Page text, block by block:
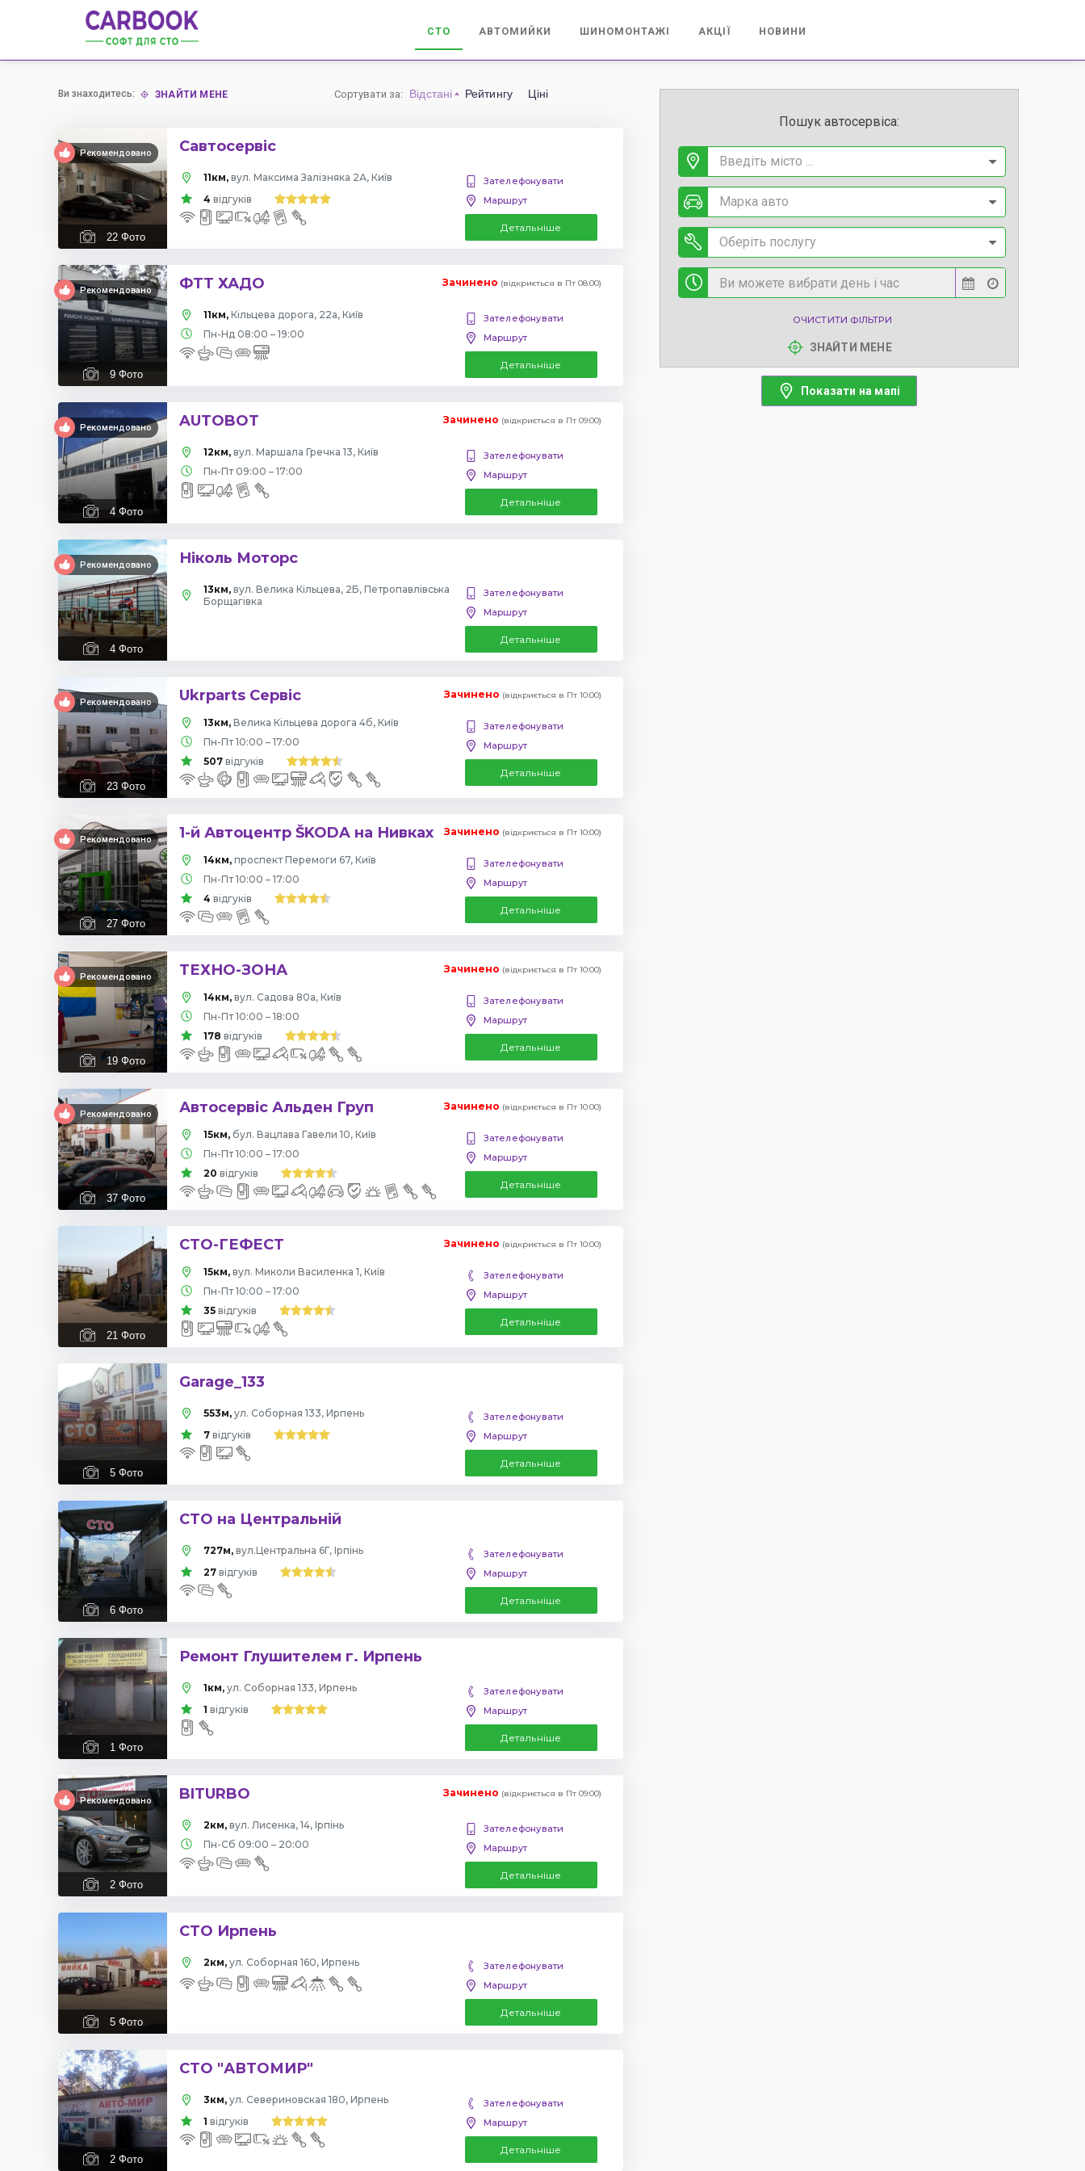
СТО АВТОМИЙКИ ШИНОМОНТАЖІ АКЦІЇ НОВИНИ
Ви знаходитесь: ЗНАЙТИ МЕНЕ Сортувати за: Відстані Рейтингу Ціні
Рекомендовано
22 Фото
Савтосервіс
11км, вул. Максима Залізняка 2А, Київ
4 відгуків
Зателефонувати
Маршрут
Детальніше
Рекомендовано
9 Фото
ФТТ ХАДО Зачинено (відкриється в Пт 08:00)
11км, Кільцева дорога, 22а, Київ
Пн-Нд 08:00 – 19:00
Зателефонувати
Маршрут
Детальніше
Рекомендовано
4 Фото
AUTOBOT Зачинено (відкриється в Пт 09:00)
12км, вул. Маршала Гречка 13, Київ
Пн-Пт 09:00 – 17:00
Зателефонувати
Маршрут
Детальніше
Рекомендовано
4 Фото
Ніколь Моторс
13км, вул. Велика Кільцева, 2Б, Петропавлівська
Борщагівка
Зателефонувати
Маршрут
Детальніше
Рекомендовано
23 Фото
Ukrparts Сервіс Зачинено (відкриється в Пт 10:00)
13км, Велика Кільцева дорога 4б, Київ
Пн-Пт 10:00 – 17:00
507 відгуків
Зателефонувати
Маршрут
Детальніше
Рекомендовано
27 Фото
1-й Автоцентр ŠKODA на Нивках Зачинено (відкриється в Пт 10:00)
14км, проспект Перемоги 67, Київ
Пн-Пт 10:00 – 17:00
4 відгуків
Зателефонувати
Маршрут
Детальніше
Рекомендовано
19 Фото
ТЕХНО-ЗОНА Зачинено (відкриється в Пт 10:00)
14км, вул. Садова 80а, Київ
Пн-Пт 10:00 – 18:00
178 відгуків
Зателефонувати
Маршрут
Детальніше
Рекомендовано
37 Фото
Автосервіс Альден Груп Зачинено (відкриється в Пт 10:00)
15км, бул. Вацлава Гавели 10, Київ
Пн-Пт 10:00 – 17:00
20 відгуків
Зателефонувати
Маршрут
Детальніше
21 Фото
СТО-ГЕФЕСТ Зачинено (відкриється в Пт 10:00)
15км, вул. Миколи Василенка 1, Київ
Пн-Пт 10:00 – 17:00
35 відгуків
Зателефонувати
Маршрут
Детальніше
5 Фото
Garage_133
553м, ул. Соборная 133, Ирпень
7 відгуків
Зателефонувати
Маршрут
Детальніше
6 Фото
СТО на Центральній
727м, вул.Центральна 6Г, Iрпiнь
27 відгуків
Зателефонувати
Маршрут
Детальніше
1 Фото
Ремонт Глушителем г. Ирпень
1км, ул. Соборная 133, Ирпень
1 відгуків
Зателефонувати
Маршрут
Детальніше
Рекомендовано
2 Фото
BITURBO Зачинено (відкриється в Пт 09:00)
2км, вул. Лисенка, 14, Ірпінь
Пн-Сб 09:00 – 20:00
Зателефонувати
Маршрут
Детальніше
5 Фото
СТО Ирпень
2км, ул. Соборная 160, Ирпень
Зателефонувати
Маршрут
Детальніше
2 Фото
СТО "АВТОМИР"
3км, ул. Севериновская 180, Ирпень
1 відгуків
Зателефонувати
Маршрут
Детальніше
Пошук автосервіса:
Введіть місто ...
Марка авто
Оберіть послугу
ОЧИСТИТИ ФІЛЬТРИ
ЗНАЙТИ МЕНЕ
Показати на мапі